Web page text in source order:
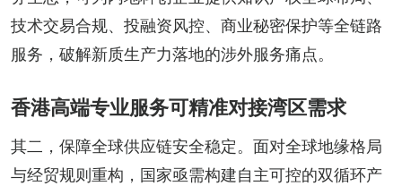
技术交易合规、投融资风控、商业秘密保护等全链路
服务，破解新质生产力落地的涉外服务痛点。
香港高端专业服务可精准对接湾区需求
其二，保障全球供应链安全稳定。面对全球地缘格局
与经贸规则重构，国家亟需构建自主可控的双循环产